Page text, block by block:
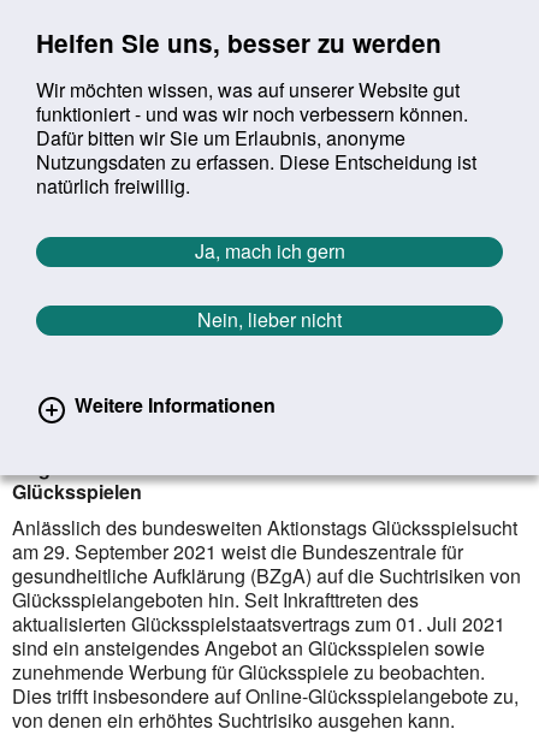
Helfen Sie uns, besser zu werden
Wir möchten wissen, was auf unserer Website gut
funktioniert - und was wir noch verbessern können.
Dafür bitten wir Sie um Erlaubnis, anonyme
Nutzungsdaten zu erfassen. Diese Entscheidung ist
natürlich freiwillig.
Ja, mach ich gern
Nein, lieber nicht
Weitere Informationen
Suchbegriff:
Sie befinden sich hier:
Startseite Aktuelles Aktuelle Meldungen
Aktuelle Meldungen
Zurück zur Übersicht erster
vorheriger
1184/1628
Aktionstag Glücksspielsucht
Glücksspielen
Anlässlich des bundesweiten Aktionstags Glücksspielsucht
am 29. September 2021 weist die Bundeszentrale für
gesundheitliche Aufklärung (BZgA) auf die Suchtrisiken von
Glücksspielangeboten hin. Seit Inkrafttreten des
aktualisierten Glücksspielstaatsvertrags zum 01. Juli 2021
sind ein ansteigendes Angebot an Glücksspielen sowie
zunehmende Werbung für Glücksspiele zu beobachten.
Dies trifft insbesondere auf Online-Glücksspielangebote zu,
von denen ein erhöhtes Suchtrisiko ausgehen kann.